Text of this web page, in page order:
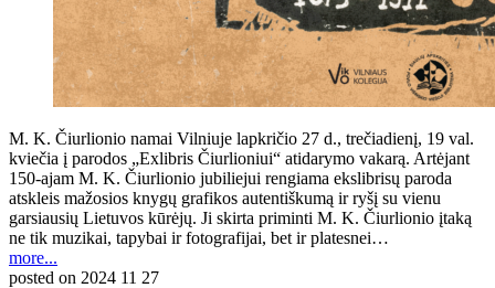
M. K. Čiurlionio namai Vilniuje lapkričio 27 d., trečiadienį, 19 val.
kviečia į parodos „Exlibris Čiurlioniui“ atidarymo vakarą. Artėjant
150-ajam M. K. Čiurlionio jubiliejui rengiama ekslibrisų paroda
atskleis mažosios knygų grafikos autentiškumą ir ryšį su vienu
garsiausių Lietuvos kūrėjų. Ji skirta priminti M. K. Čiurlionio įtaką
ne tik muzikai, tapybai ir fotografijai, bet ir platesnei…
more...
posted on 2024 11 27